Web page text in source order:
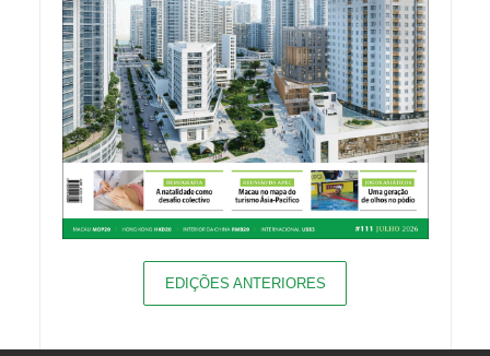
EDIÇÕES ANTERIORES